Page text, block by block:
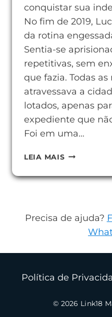
conquistar sua
No fim de 2019,
da rotina
Sentia-se
repetitivas, sem
que fazia. Todas as
atravessava a
lotados, apenas
expediente que
Foi em uma…
LEIA MAISCOMO
DIGITAL
SUA
ONLINE
Precisa de ajuda?
Política de
© 2026 Link18